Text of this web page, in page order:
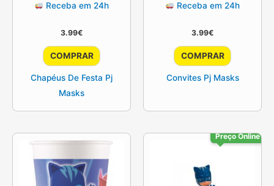
Receba em 24h
3.99€
COMPRAR
Chapéus De Festa Pj
Masks
Receba em 24h
3.99€
COMPRAR
Convites Pj Masks
Preço Online